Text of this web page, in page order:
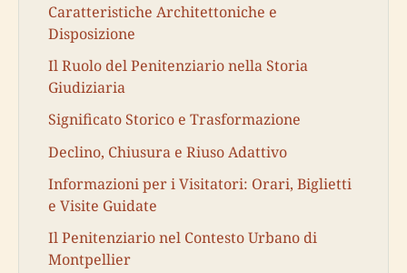
Caratteristiche Architettoniche e
Disposizione
Il Ruolo del Penitenziario nella Storia
Giudiziaria
Significato Storico e Trasformazione
Declino, Chiusura e Riuso Adattivo
Informazioni per i Visitatori: Orari, Biglietti
e Visite Guidate
Il Penitenziario nel Contesto Urbano di
Montpellier